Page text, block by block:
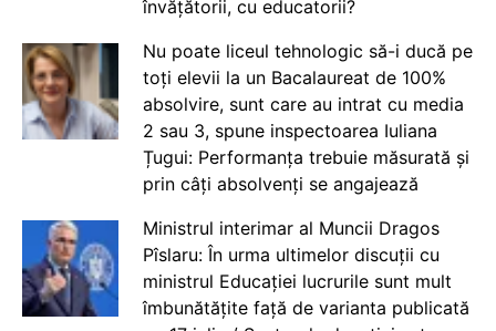
învățătorii, cu educatorii?
Nu poate liceul tehnologic să-i ducă pe
toți elevii la un Bacalaureat de 100%
absolvire, sunt care au intrat cu media
2 sau 3, spune inspectoarea Iuliana
Țugui: Performanța trebuie măsurată și
prin câți absolvenți se angajează
Ministrul interimar al Muncii Dragos
Pîslaru: În urma ultimelor discuții cu
ministrul Educației lucrurile sunt mult
îmbunătățite față de varianta publicată